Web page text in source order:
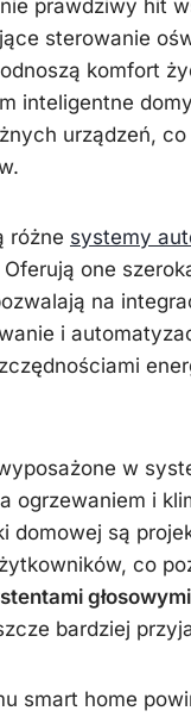
prawdziwy hit
sterowanie
komfort
inteligentne
urządzeń,
różne systemy
Oferują one
na
i
w
ogrzewaniem i
domowej są
co
głosowymi
bardziej
smart home